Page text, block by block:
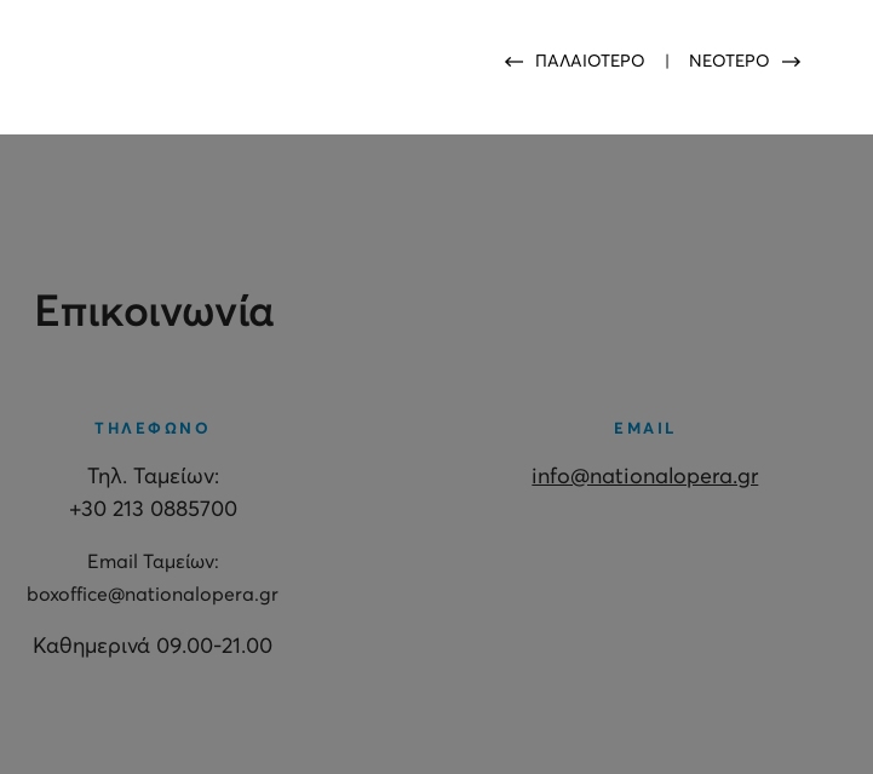
ΠΑΛΑΙΟΤΕΡΟ ΝΕΟΤΕΡΟ
Επικοινωνία
ΤΗΛΕΦΩΝΟ
Τηλ. Ταμείων:
+30 213 0885700
Εmail Ταμείων:
boxoffice@nationalopera.gr
Καθημερινά 09.00-21.00
EMAIL
info@nationalopera.gr